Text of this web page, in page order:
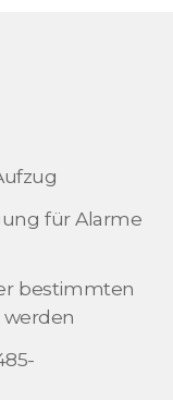
für Alarme
bestimmten